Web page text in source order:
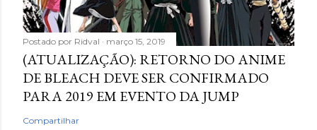
Postado por Ridval março 15, 2019
(ATUALIZAÇÃO): RETORNO DO ANIME
DE BLEACH DEVE SER CONFIRMADO
PARA 2019 EM EVENTO DA JUMP
Compartilhar